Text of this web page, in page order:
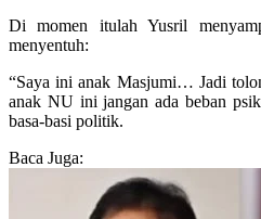
Di momen itulah Yusril
menyentuh:
“Saya ini anak Masjumi… Jadi
anak NU ini jangan ada beban
basa-basi politik.
Baca Juga: